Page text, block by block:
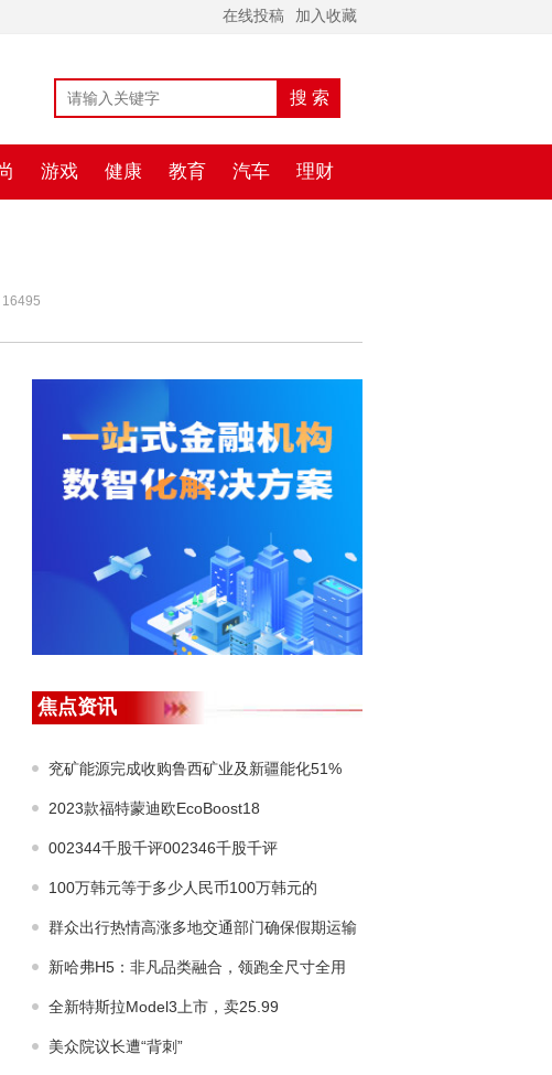
在线投稿 加入收藏
游戏 健康 教育 汽车 理财
16495
焦点资讯
兖矿能源完成收购鲁西矿业及新疆能化51%
2023款福特蒙迪欧EcoBoost18
002344千股千评002346千股千评
100万韩元等于多少人民币100万韩元的
群众出行热情高涨多地交通部门确保假期运输
新哈弗H5：非凡品类融合，领跑全尺寸全用
全新特斯拉Model3上市，卖25.99
美众院议长遭“背刺”